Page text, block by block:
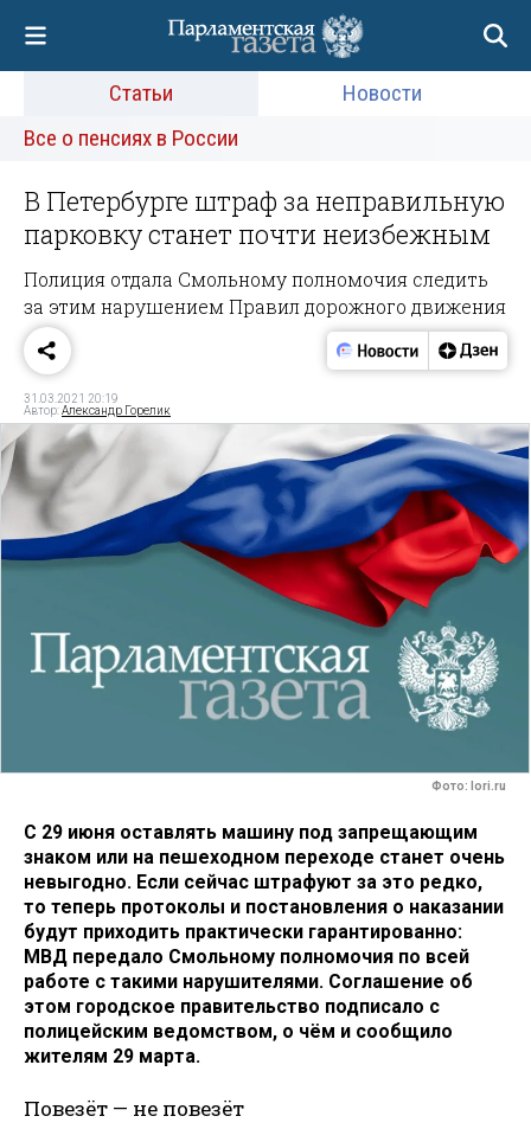
Статьи
Новости
Все о пенсиях в России
В Петербурге штраф за неправильную
парковку станет почти неизбежным
Полиция отдала Смольному полномочия следить
за этим нарушением Правил дорожного движения
31.03.2021 20:19
Автор:Александр Горелик
Фото: lori.ru
С 29 июня оставлять машину под запрещающим
знаком или на пешеходном переходе станет очень
невыгодно. Если сейчас штрафуют за это редко,
то теперь протоколы и постановления о наказании
будут приходить практически гарантированно:
МВД передало Смольному полномочия по всей
работе с такими нарушителями. Соглашение об
этом городское правительство подписало с
полицейским ведомством, о чём и сообщило
жителям 29 марта.
Повезёт — не повезёт